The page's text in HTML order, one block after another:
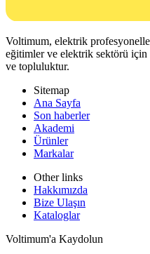
Voltimum, elektrik
eğitimler ve elektrik sektörü
ve topluluktur.
Sitemap
Ana Sayfa
Son haberler
Akademi
Ürünler
Markalar
Other links
Hakkımızda
Bize Ulaşın
Kataloglar
Voltimum'a Kaydolun